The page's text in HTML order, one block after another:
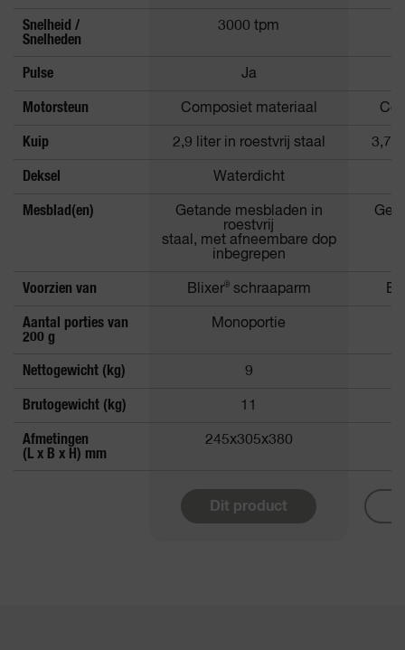
Snelheid /
Snelheden
3000 tpm
Pulse Ja
Motorsteun Composiet materiaal
Kuip 2,9 liter in roestvrij staal 3,7
Deksel Waterdicht
Mesblad(en)
Getande mesbladen in
roestvrij
staal, met afneembare dop
inbegrepen
Voorzien van Blixer®schraaparm
Aantal porties van
200 g
Monoportie
Nettogewicht (kg) 9
Brutogewicht (kg) 11
Afmetingen
(L x B x H) mm
245x305x380
Dit product